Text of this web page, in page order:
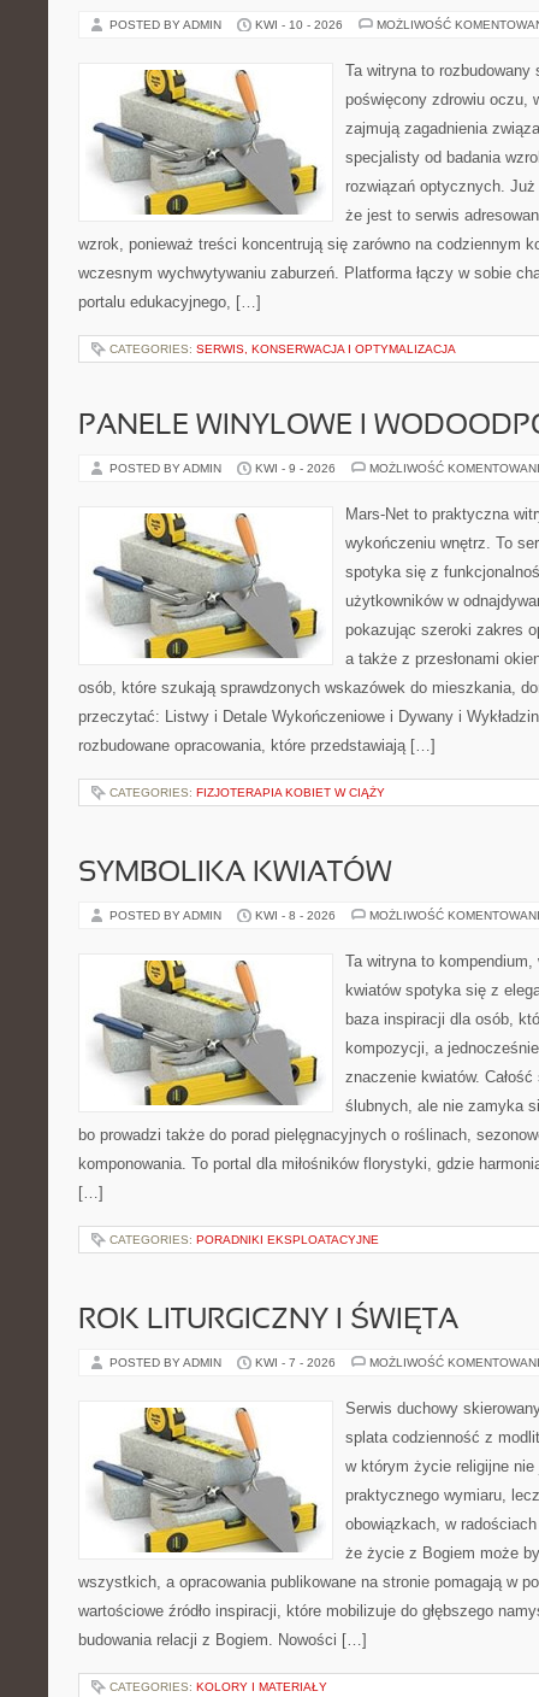
POSTED BY ADMIN KWI - 10 - 2026 MOŻLIWOŚĆ
Ta witryna to rozbudowany
poświęcony zdrowiu oczu,
zajmują zagadnienia
specjalisty od badania
rozwiązań optycznych.
że jest to serwis
wzrok, ponieważ treści koncentrują się zarówno na codziennym
wczesnym wychwytywaniu zaburzeń. Platforma łączy w sobie
portalu edukacyjnego, […]
CATEGORIES: SERWIS, KONSERWACJA I OPTYMALIZACJA
PANELE WINYLOWE I
POSTED BY ADMIN KWI - 9 - 2026 MOŻLIWOŚĆ
Mars-Net to praktyczna
wykończeniu wnętrz. To
spotyka się z
użytkowników w
pokazując szeroki zakres
a także z przesłonami
osób, które szukają sprawdzonych wskazówek do mieszkania,
przeczytać: Listwy i Detale Wykończeniowe i Dywany i
rozbudowane opracowania, które przedstawiają […]
CATEGORIES: FIZJOTERAPIA KOBIET W CIĄŻY
SYMBOLIKA KWIATÓW
POSTED BY ADMIN KWI - 8 - 2026 MOŻLIWOŚĆ
Ta witryna to
kwiatów spotyka się z
baza inspiracji dla osób,
kompozycji, a
znaczenie kwiatów.
ślubnych, ale nie zamyka
bo prowadzi także do porad pielęgnacyjnych o roślinach,
komponowania. To portal dla miłośników florystyki, gdzie
[…]
CATEGORIES: PORADNIKI EKSPLOATACYJNE
ROK LITURGICZNY I ŚWIĘTA
POSTED BY ADMIN KWI - 7 - 2026 MOŻLIWOŚĆ
Serwis duchowy
splata codzienność z
w którym życie religijne nie
praktycznego wymiaru,
obowiązkach, w
że życie z Bogiem może
wszystkich, a opracowania publikowane na stronie pomagają w
wartościowe źródło inspiracji, które mobilizuje do głębszego
budowania relacji z Bogiem. Nowości […]
CATEGORIES: KOLORY I MATERIAŁY